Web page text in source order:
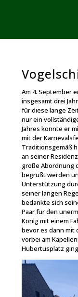
Am 4. September
insgesamt drei
für diese lange
nur ein
Jahres konnte er
mit der
Traditionsgemäß
an seiner
große Abordnung
begrüßt werden
Unterstützung
seiner langen
bedankte sich
Paar für den
König mit einem
bevor es dann mit
vorbei am
Hubertusplatz